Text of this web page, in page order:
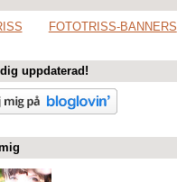
FOTOTRISS-BANNERS
uppdaterad!